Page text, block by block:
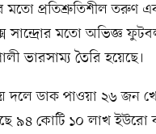
মতো প্রতিশ্রুতিশীল তরুণ
সান্দ্রোর মতো অভিজ্ঞ
ভারসাম্য তৈরি হয়েছে।
দলে ডাক পাওয়া ২৬ জন
৯৪ কোটি ১০ লাখ ইউরো